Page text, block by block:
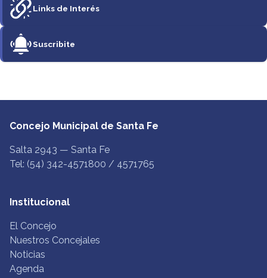
Links de Interés
Suscribite
Concejo Municipal de Santa Fe
Salta 2943 — Santa Fe
Tel: (54) 342-4571800 / 4571765
Institucional
El Concejo
Nuestros Concejales
Noticias
Agenda